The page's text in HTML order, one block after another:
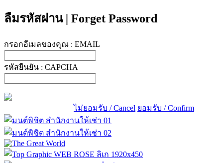
ลืมรหัสผ่าน | Forget Password
กรอกอีเมลของคุณ : EMAIL
รหัสยืนยัน : CAPCHA
ไม่ยอมรับ / Cancel ยอมรับ / Confirm